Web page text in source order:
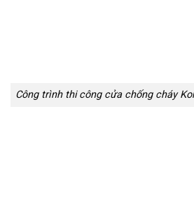
Công trình thi công cửa chống cháy